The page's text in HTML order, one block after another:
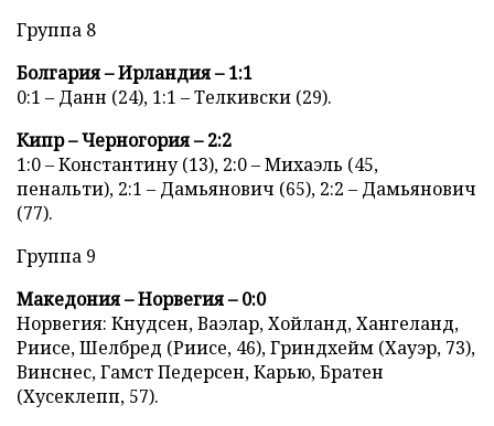
Группа 8
Болгария – Ирландия – 1:1
0:1 – Данн (24), 1:1 – Телкивски (29).
Кипр – Черногория – 2:2
1:0 – Константину (13), 2:0 – Михаэль (45,
пенальти), 2:1 – Дамьянович (65), 2:2 – Дамьянович
(77).
Группа 9
Македония – Норвегия – 0:0
Норвегия: Кнудсен, Ваэлар, Хойланд, Хангеланд,
Риисе, Шелбред (Риисе, 46), Гриндхейм (Хауэр, 73),
Винснес, Гамст Педерсен, Карью, Братен
(Хусеклепп, 57).